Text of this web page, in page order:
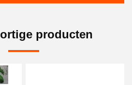
producten